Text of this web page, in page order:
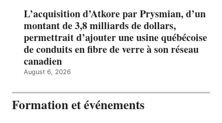
L’acquisition d’Atkore par Prysmian, d’un
montant de 3,8 milliards de dollars,
permettrait d’ajouter une usine québécoise
de conduits en fibre de verre à son réseau
canadien
August 6, 2026
Formation et événements